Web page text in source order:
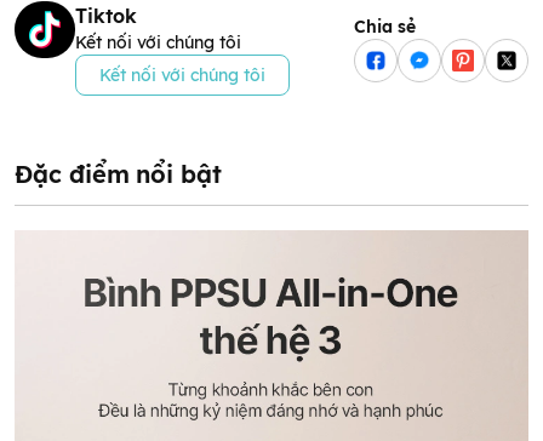
Tiktok
Kết nối với chúng tôi
Kết nối với chúng tôi
Chia sẻ
Đặc điểm nổi bật